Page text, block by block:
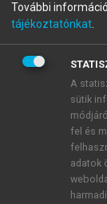
A regisztráció
ÚJ
1 óra
E-MAIL-CÍM
További
tájékoztatónkat
A
sütik
fel és
adatok